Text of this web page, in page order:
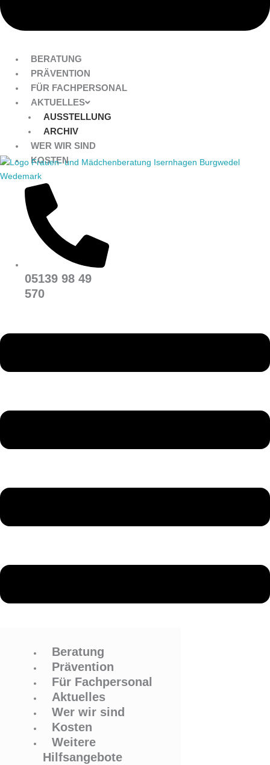
BERATUNG
PRÄVENTION
FÜR FACHPERSONAL
AKTUELLES
AUSSTELLUNG
ARCHIV
WER WIR SIND
KOSTEN
05139 98 49
570
Beratung
Prävention
Für Fachpersonal
Aktuelles
Wer wir sind
Kosten
Weitere
Hilfsangebote